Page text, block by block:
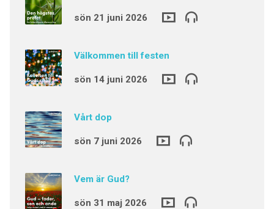
sön 21 juni 2026
Välkommen till festen
sön 14 juni 2026
Vårt dop
sön 7 juni 2026
Vem är Gud?
sön 31 maj 2026